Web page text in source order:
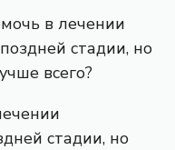
стадии, но